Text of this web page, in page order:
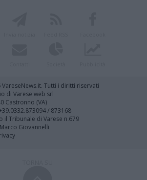
Tutti i diritti riservati
di Varese web srl
Castronno (VA)
/ 873168
il Tribunale di Varese n.679
Giovannelli